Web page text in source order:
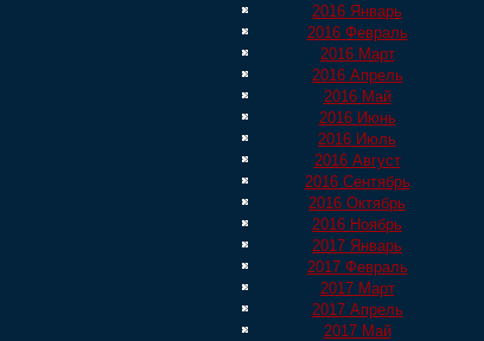
2016 Январь
2016 Февраль
2016 Март
2016 Апрель
2016 Май
2016 Июнь
2016 Июль
2016 Август
2016 Сентябрь
2016 Октябрь
2016 Ноябрь
2017 Январь
2017 Февраль
2017 Март
2017 Апрель
2017 Май